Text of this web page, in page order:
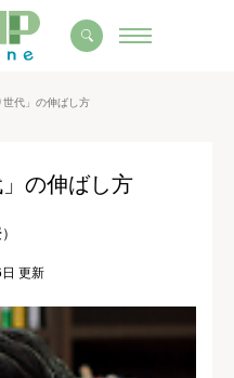
代」の伸ばし方
の伸ばし方
更新